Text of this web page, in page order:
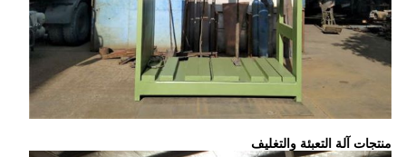
منتجات آلة التعبئة والتغليف